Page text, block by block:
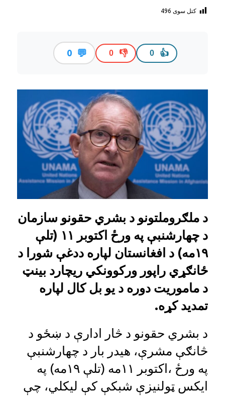
کتل سوی 496
👍
0
👎
0
💬
0
د ملګروملتونو د بشري حقونو سازمان
د چهارشنبې په ورځ اکتوبر ۱۱ (تلې
۱۹مه) د افغانستان لپاره ددغې شورا د
ځانګړي راپور ورکوونکي ریچارد بینټ
د ماموریت دوره د یو بل کال لپاره
تمدید کړه.
د بشري حقونو د څار ادارې د ښځو د
څانګې مشرې، هیدر بار د چهارشنبې
په ورځ ،اکتوبر ۱۱مه (تلې ۱۹مه) په
ایکس ټولنیزې شبکې کې لیکلي، چې